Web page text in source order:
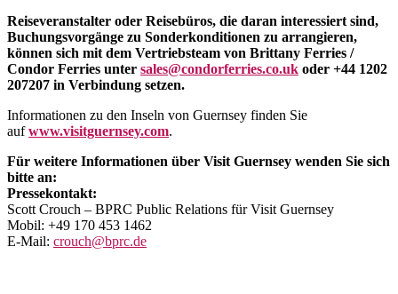
Reiseveranstalter oder Reisebüros, die daran interessiert sind,
Buchungsvorgänge zu Sonderkonditionen zu arrangieren,
können sich mit dem Vertriebsteam von Brittany Ferries /
Condor Ferries unter sales@condorferries.co.uk oder +44 1202
207207 in Verbindung setzen.
Informationen zu den Inseln von Guernsey finden Sie
aufwww.visitguernsey.com.
Für weitere Informationen über Visit Guernsey wenden Sie sich
bitte an:
Pressekontakt:
Scott Crouch – BPRC Public Relations für Visit Guernsey
Mobil: +49 170 453 1462
E-Mail: crouch@bprc.de